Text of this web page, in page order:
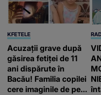
KFETELE
Acuzații grave după
găsirea fetiței de 11
ani dispărute în
Bacău! Familia copilei
cere imaginile de pe